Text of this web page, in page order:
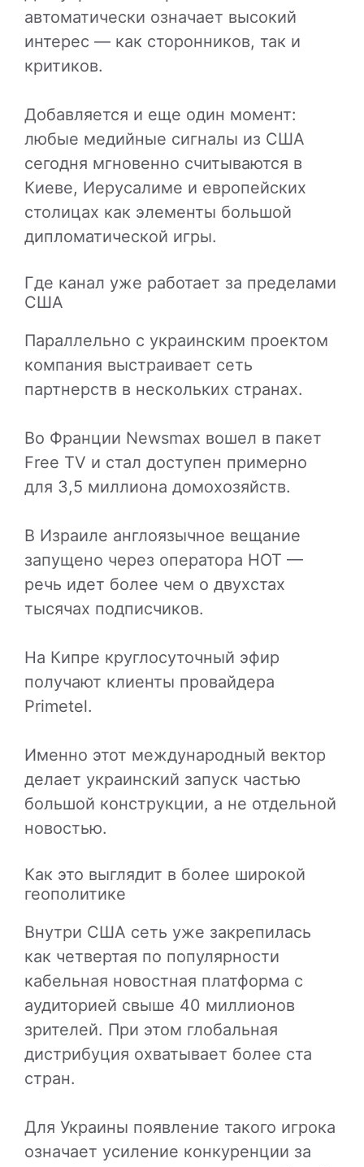
автоматически означает высокий
интерес — как сторонников, так и
критиков.
Добавляется и еще один момент:
любые медийные сигналы из США
сегодня мгновенно считываются в
Киеве, Иерусалиме и европейских
столицах как элементы большой
дипломатической игры.
Где канал уже работает за пределами
США
Параллельно с украинским проектом
компания выстраивает сеть
партнерств в нескольких странах.
Во Франции Newsmax вошел в пакет
Free TV и стал доступен примерно
для 3,5 миллиона домохозяйств.
В Израиле англоязычное вещание
запущено через оператора HOT —
речь идет более чем о двухстах
тысячах подписчиков.
На Кипре круглосуточный эфир
получают клиенты провайдера
Primetel.
Именно этот международный вектор
делает украинский запуск частью
большой конструкции, а не отдельной
новостью.
Как это выглядит в более широкой
геополитике
Внутри США сеть уже закрепилась
как четвертая по популярности
кабельная новостная платформа с
аудиторией свыше 40 миллионов
зрителей. При этом глобальная
дистрибуция охватывает более ста
стран.
Для Украины появление такого игрока
означает усиление конкуренции за